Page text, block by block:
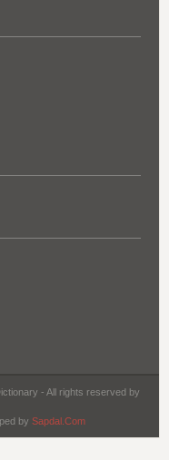
- All rights reserved by
by Sapdal.Com